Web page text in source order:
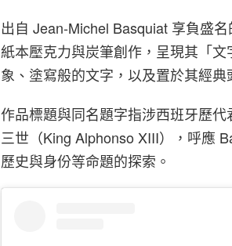
出自 Jean-Michel Basquiat 享負盛
紙本壓克力與炭筆創作，呈現其「
象、塗寫般的文字，以及置於其經典
作品標題與同名題字指涉西班牙歷
三世（King Alphonso XIII），呼應
歷史與身份等命題的探索。